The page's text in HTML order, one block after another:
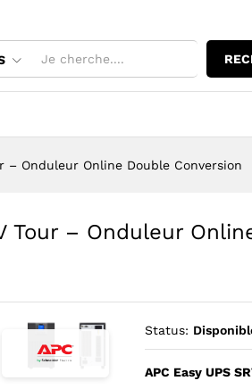
– Onduleur Online Double Conversion
Tour – Onduleur
Agrandir l’image : APC Easy UPS
Agrandir l’image : APC
Status:
APC Easy UPS